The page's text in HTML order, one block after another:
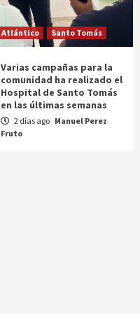
Atlántico Santo Tomás
Varias campañas para la
comunidad ha realizado el
Hospital de Santo Tomás
en las últimas semanas
2 días ago Manuel Perez
Fruto